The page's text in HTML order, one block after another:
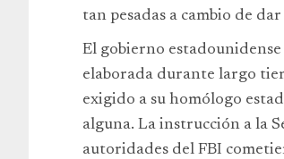
tan pesadas a cambio de
El gobierno
elaborada durante largo
exigido a su homólogo
alguna. La instrucción a la
autoridades del FBI